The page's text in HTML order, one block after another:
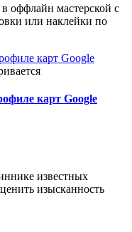
оффлайн мастерской с
или наклейки по
карт Google
известных
изысканность